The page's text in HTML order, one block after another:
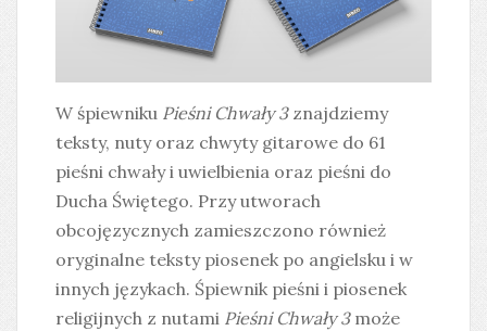
W śpiewniku Pieśni Chwały 3znajdziemy
teksty, nuty oraz chwyty gitarowe do 61
pieśni chwały i uwielbienia oraz pieśni do
Ducha Świętego. Przy utworach
obcojęzycznych zamieszczono również
oryginalne teksty piosenek po angielsku i w
innych językach. Śpiewnik pieśni i piosenek
religijnych z nutami Pieśni Chwały 3może